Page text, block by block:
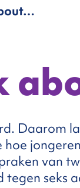
Daarom
hoe
van
tegen seks